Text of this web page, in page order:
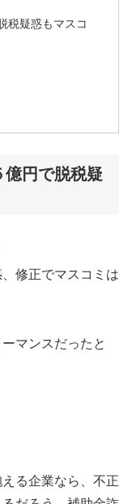
税疑惑もマスコ
億円で脱税疑
修正でマスコミは
マンスだったと
る企業なら、不正